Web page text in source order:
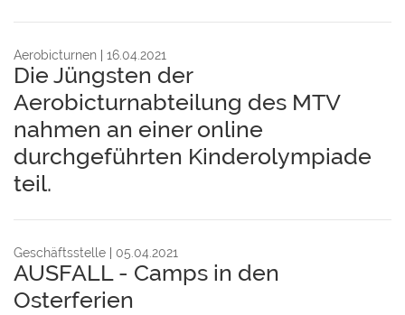
Aerobicturnen 16.04.2021
Die Jüngsten der
Aerobicturnabteilung des MTV
nahmen an einer online
durchgeführten Kinderolympiade
teil.
Geschäftsstelle 05.04.2021
AUSFALL - Camps in den
Osterferien